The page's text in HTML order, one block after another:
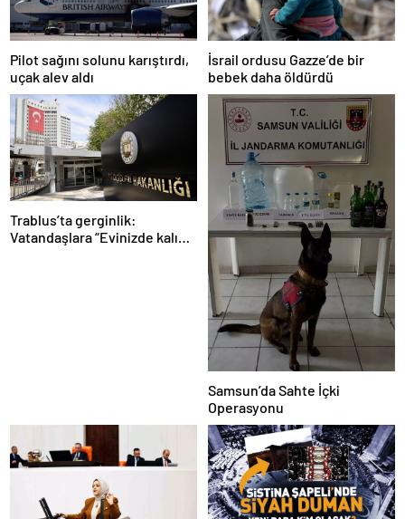
Pilot sağını solunu karıştırdı,
uçak alev aldı
İsrail ordusu Gazze’de bir
bebek daha öldürdü
Trablus’ta gerginlik:
Vatandaşlara “Evinizde kalın”
Samsun’da Sahte İçki
Operasyonu